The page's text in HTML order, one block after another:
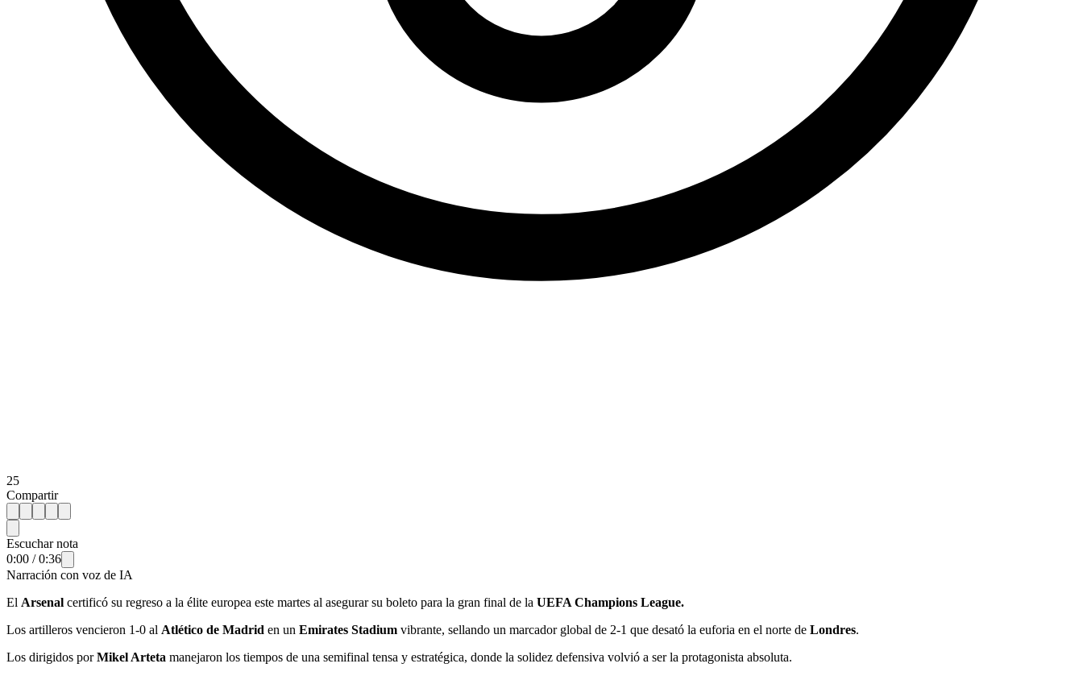
25
Compartir
Escuchar nota
0:00 /0:36
Narración con voz de IA
El Arsenal certificó su regreso a la élite europea este martes al asegurar su boleto para la gran final de la UEFA Champions League.
Los artilleros vencieron 1-0 al Atlético de Madrid en un Emirates Stadium vibrante, sellando un marcador global de 2-1 que desató la euforia en el norte de Londres.
Los dirigidos porMikel Arteta manejaron los tiempos de una semifinal tensa y estratégica, donde la solidez defensiva volvió a ser la protagonista absoluta.